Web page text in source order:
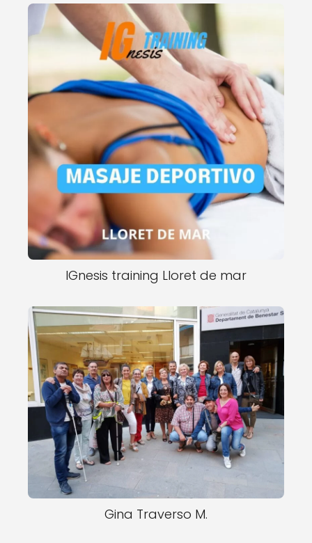
IGnesis training Lloret de mar
Gina Traverso M.